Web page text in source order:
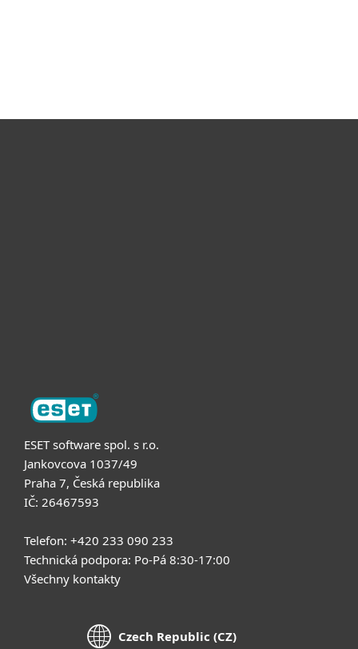
ESET software spol. s r.o.
Jankovcova 1037/49
Praha 7, Česká republika
IČ: 26467593
Telefon: +420 233 090 233
Technická podpora: Po-Pá 8:30-17:00
Všechny kontakty
Czech Republic (CZ)